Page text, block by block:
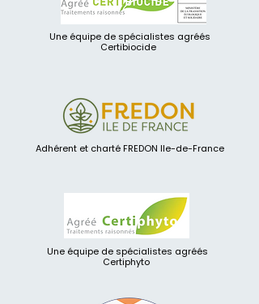
Une équipe de spécialistes agréés
Certibiocide
Adhérent et charté FREDON Ile-de-France
Une équipe de spécialistes agréés
Certiphyto